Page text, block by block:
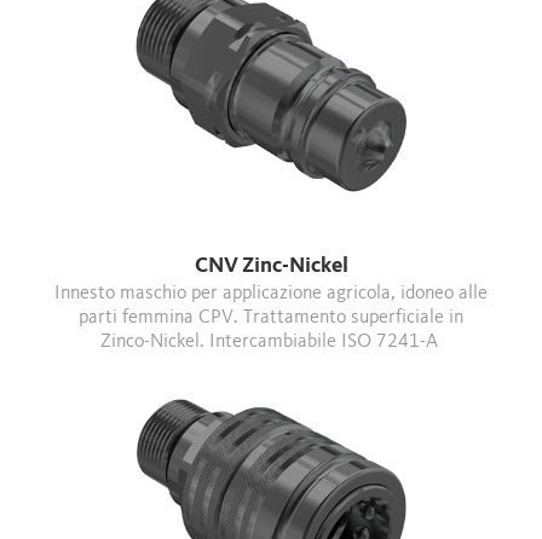
CNV Zinc-Nickel
parti femmina CPV. Trattamento superficiale in
Zinco-Nickel. Intercambiabile ISO 7241-A